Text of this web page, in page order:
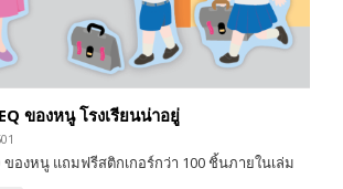
ของหนู โรงเรียนน่าอยู่
องหนู แถมฟรีสติกเกอร์กว่า 100 ชิ้นภายในเล่ม